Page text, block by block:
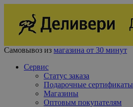
Самовывоз из магазина от 30 минут
Сервис
Статус заказа
Подарочные сертификаты
Магазины
Оптовым покупателям